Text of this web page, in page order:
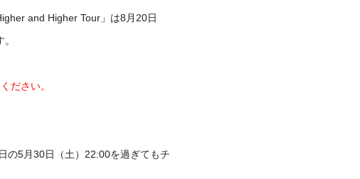
and Higher Tour」は8月20日
ださい。
の5月30日（土）22:00を過ぎてもチ